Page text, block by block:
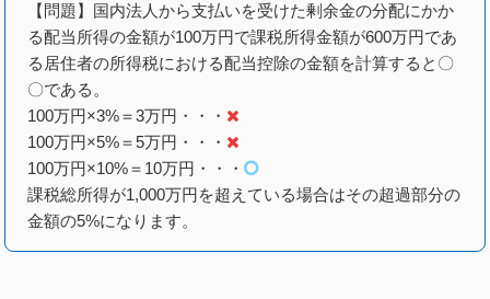
【問題】国内法人から支払いを受けた剰余金の分配にかか
る配当所得の金額が100万円で課税所得金額が600万円であ
る居住者の所得税における配当控除の金額を計算すると〇
〇である。
100万円×3%＝3万円・・・
100万円×5%＝5万円・・・
100万円×10%＝10万円・・・
課税総所得が1,000万円を超えている場合はその超過部分の
金額の5%になります。